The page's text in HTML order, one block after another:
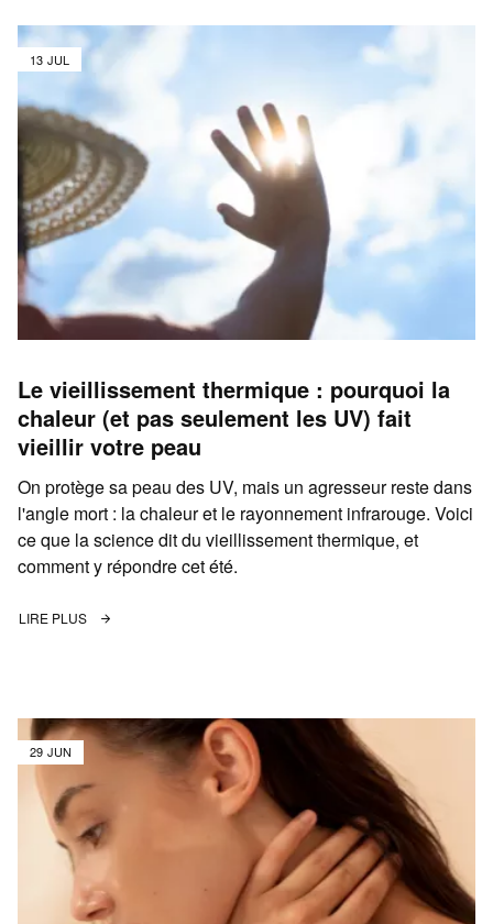
13 JUL
Le vieillissement thermique : pourquoi la
chaleur (et pas seulement les UV) fait
vieillir votre peau
On protège sa peau des UV, mais un agresseur reste dans
l'angle mort : la chaleur et le rayonnement infrarouge. Voici
ce que la science dit du vieillissement thermique, et
comment y répondre cet été.
LIRE PLUS
29 JUN